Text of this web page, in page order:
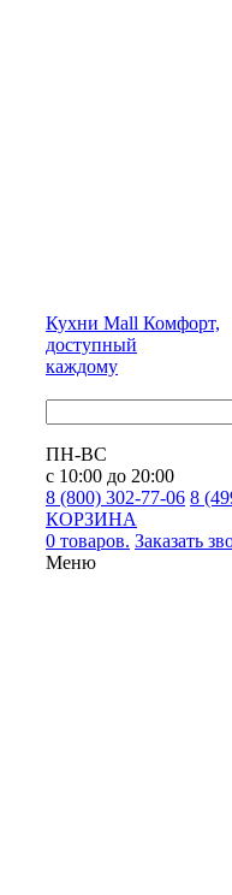
Кухни Mall Комфорт,
доступный
каждому
ПН-ВС
с 10:00 до 20:00
8 (800) 302-77-06 8
КОРЗИНА
0 товаров. Заказать
Меню